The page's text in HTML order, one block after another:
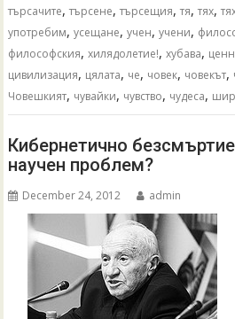
търсачите,търсене,търсещия,тя,тях,
употребим,усещане,учен,учени,
философския,хилядолетие!,хубава,
цивилизация, цялата, че, човек, човекът,
Човешкият, чувайки, чувство, чудеса,
Кибернетично
научен проблем?
December 24, 2012 admin